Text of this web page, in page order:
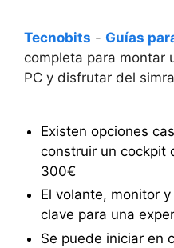
Tecnobits - Guías
completa para montar
PC y disfrutar del
Existen opciones
construir un cockpit
300€
El volante, monitor
clave para una
Se puede iniciar en